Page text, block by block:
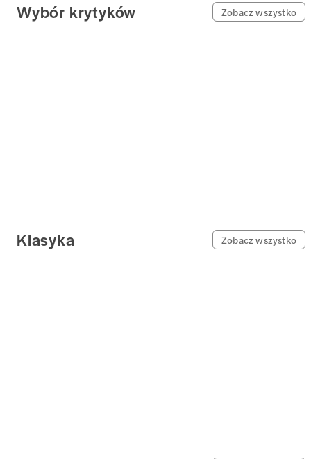
Wybór krytyków Zobacz wszystko
Klasyka Zobacz wszystko